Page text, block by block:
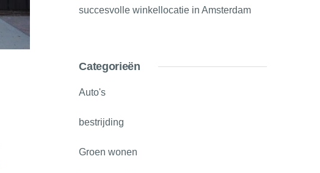
succesvolle winkellocatie in Amsterdam
Categorieën
Auto's
bestrijding
Groen wonen